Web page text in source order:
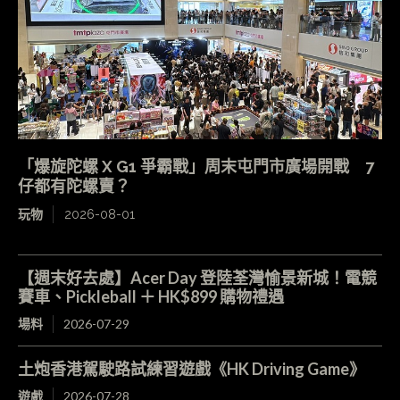
「爆旋陀螺 X G1 爭霸戰」周末屯門市廣場開戰 7
仔都有陀螺賣？
玩物 2026-08-01
【週末好去處】Acer Day 登陸荃灣愉景新城！電競
賽車、Pickleball ＋ HK$899 購物禮遇
場料 2026-07-29
土炮香港駕駛路試練習遊戲《HK Driving Game》
遊戲 2026-07-28